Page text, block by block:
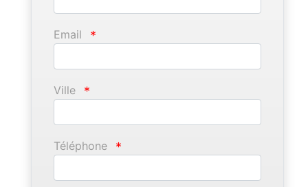
Email *
Ville *
Téléphone *